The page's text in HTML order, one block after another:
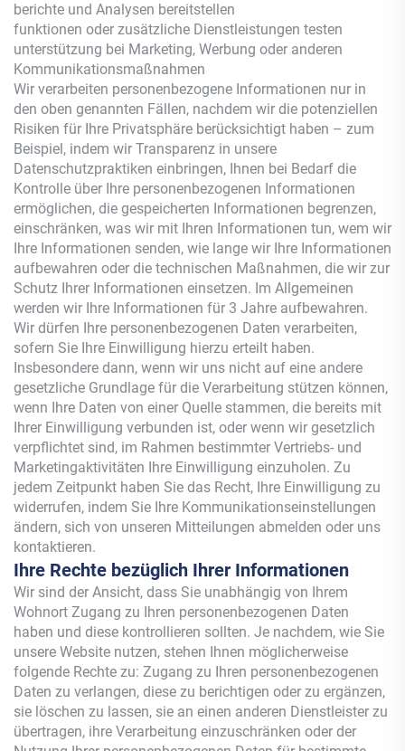
berichte und Analysen bereitstellen
funktionen oder zusätzliche Dienstleistungen testen
unterstützung bei Marketing, Werbung oder anderen
Kommunikationsmaßnahmen
Wir verarbeiten personenbezogene Informationen nur in
den oben genannten Fällen, nachdem wir die potenziellen
Risiken für Ihre Privatsphäre berücksichtigt haben – zum
Beispiel, indem wir Transparenz in unsere
Datenschutzpraktiken einbringen, Ihnen bei Bedarf die
Kontrolle über Ihre personenbezogenen Informationen
ermöglichen, die gespeicherten Informationen begrenzen,
einschränken, was wir mit Ihren Informationen tun, wem wir
Ihre Informationen senden, wie lange wir Ihre Informationen
aufbewahren oder die technischen Maßnahmen, die wir zur
Schutz Ihrer Informationen einsetzen. Im Allgemeinen
werden wir Ihre Informationen für 3 Jahre aufbewahren.
Wir dürfen Ihre personenbezogenen Daten verarbeiten,
sofern Sie Ihre Einwilligung hierzu erteilt haben.
Insbesondere dann, wenn wir uns nicht auf eine andere
gesetzliche Grundlage für die Verarbeitung stützen können,
wenn Ihre Daten von einer Quelle stammen, die bereits mit
Ihrer Einwilligung verbunden ist, oder wenn wir gesetzlich
verpflichtet sind, im Rahmen bestimmter Vertriebs- und
Marketingaktivitäten Ihre Einwilligung einzuholen. Zu
jedem Zeitpunkt haben Sie das Recht, Ihre Einwilligung zu
widerrufen, indem Sie Ihre Kommunikationseinstellungen
ändern, sich von unseren Mitteilungen abmelden oder uns
kontaktieren.
Ihre Rechte bezüglich Ihrer Informationen
Wir sind der Ansicht, dass Sie unabhängig von Ihrem
Wohnort Zugang zu Ihren personenbezogenen Daten
haben und diese kontrollieren sollten. Je nachdem, wie Sie
unsere Website nutzen, stehen Ihnen möglicherweise
folgende Rechte zu: Zugang zu Ihren personenbezogenen
Daten zu verlangen, diese zu berichtigen oder zu ergänzen,
sie löschen zu lassen, sie an einen anderen Dienstleister zu
übertragen, ihre Verarbeitung einzuschränken oder der